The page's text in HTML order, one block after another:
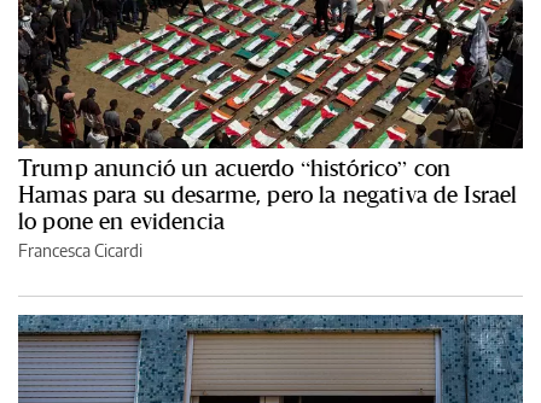
Trump anunció un acuerdo “histórico” con
Hamas para su desarme, pero la negativa de Israel
lo pone en evidencia
Francesca Cicardi